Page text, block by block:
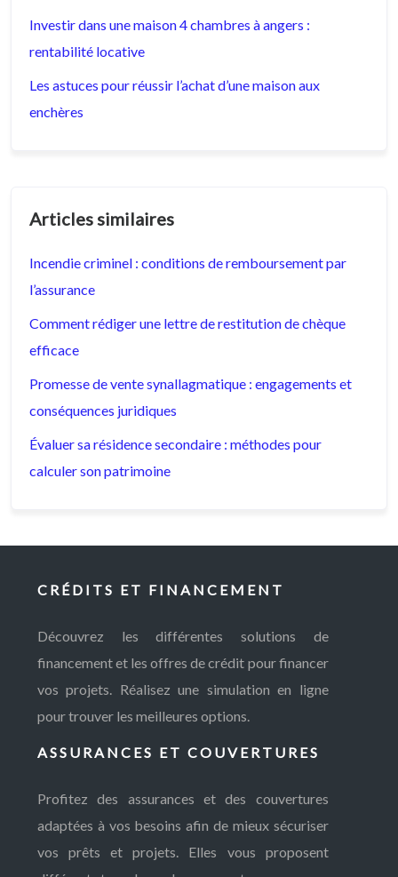
Investir dans une maison 4 chambres à angers :
rentabilité locative
Les astuces pour réussir l’achat d’une maison aux
enchères
Articles similaires
Incendie criminel : conditions de remboursement par
l’assurance
Comment rédiger une lettre de restitution de chèque
efficace
Promesse de vente synallagmatique : engagements et
conséquences juridiques
Évaluer sa résidence secondaire : méthodes pour
calculer son patrimoine
CRÉDITS ET FINANCEMENT
Découvrez les différentes solutions de
financement et les offres de crédit pour financer
vos projets. Réalisez une simulation en ligne
pour trouver les meilleures options.
ASSURANCES ET COUVERTURES
Profitez des assurances et des couvertures
adaptées à vos besoins afin de mieux sécuriser
vos prêts et projets. Elles vous proposent